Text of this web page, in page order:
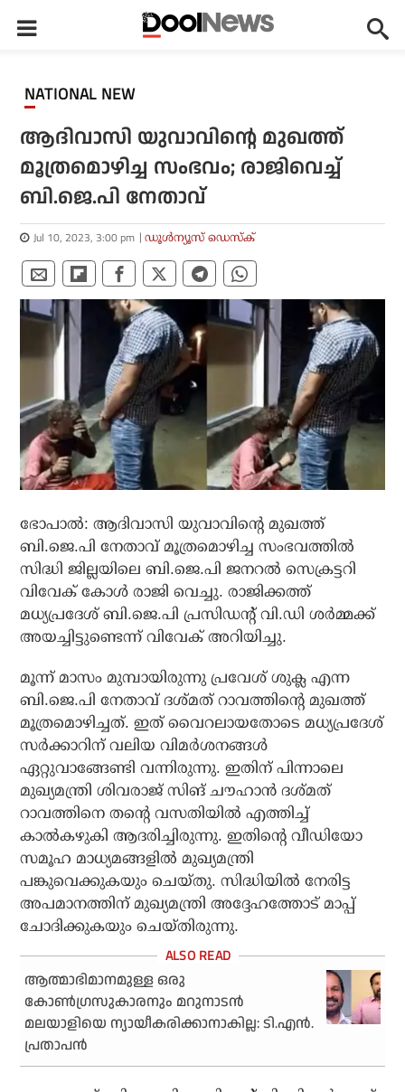
NATIONAL NEW
ആദിവാസി യുവാവിന്റെ മുഖത്ത്
മൂത്രമൊഴിച്ച സംഭവം; രാജിവെച്ച്
ബി.ജെ.പി നേതാവ്
Jul 10, 2023, 3:00 pm ഡൂള്‍ന്യൂസ് ഡെസ്‌ക്
ഭോപാല്‍: ആദിവാസി യുവാവിന്റെ മുഖത്ത്
ബി.ജെ.പി നേതാവ് മൂത്രമൊഴിച്ച സംഭവത്തില്‍
സിദ്ധി ജില്ലയിലെ ബി.ജെ.പി ജനറല്‍ സെക്രട്ടറി
വിവേക് കോള്‍ രാജി വെച്ചു. രാജിക്കത്ത്
മധ്യപ്രദേശ് ബി.ജെ.പി പ്രസിഡന്റ് വി.ഡി ശര്‍മ്മക്ക്
അയച്ചിട്ടുണ്ടെന്ന് വിവേക് അറിയിച്ചു.
മൂന്ന് മാസം മുമ്പായിരുന്നു പ്രവേശ് ശുക്ല എന്ന
ബി.ജെ.പി നേതാവ് ദശ്മത് റാവത്തിന്റെ മുഖത്ത്
മൂത്രമൊഴിച്ചത്. ഇത് വൈറലായതോടെ മധ്യപ്രദേശ്
സര്‍ക്കാറിന് വലിയ വിമര്‍ശനങ്ങള്‍
ഏറ്റുവാങ്ങേണ്ടി വന്നിരുന്നു. ഇതിന് പിന്നാലെ
മുഖ്യമന്ത്രി ശിവരാജ് സിങ് ചൗഹാന്‍ ദശ്മത്
റാവത്തിനെ തന്റെ വസതിയില്‍ എത്തിച്ച്
കാല്‍കഴുകി ആദരിച്ചിരുന്നു. ഇതിന്റെ വീഡിയോ
സമൂഹ മാധ്യമങ്ങളില്‍ മുഖ്യമന്ത്രി
പങ്കുവെക്കുകയും ചെയ്തു. സിദ്ധിയില്‍ നേരിട്ട
അപമാനത്തിന് മുഖ്യമന്ത്രി അദ്ദേഹത്തോട് മാപ്പ്
ചോദിക്കുകയും ചെയ്തിരുന്നു.
ആത്മാഭിമാനമുള്ള ഒരു
കോണ്‍ഗ്രസുകാരനും മറുനാടന്‍
മലയാളിയെ ന്യായീകരിക്കാനാകില്ല: ടി.എന്‍.
പ്രതാപന്‍